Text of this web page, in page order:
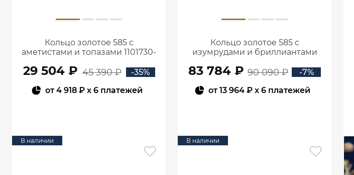
Кольцо золотое 585 с
аметистами и топазами 1101730-
29 504 ₽ 45 390 ₽
-35%
от4 918 ₽x 6 платежей
Кольцо золотое 585 с
изумрудами и бриллиантами
83 784 ₽ 90 090 ₽
-7%
от13 964 ₽ x 6 платежей
В наличии В наличии